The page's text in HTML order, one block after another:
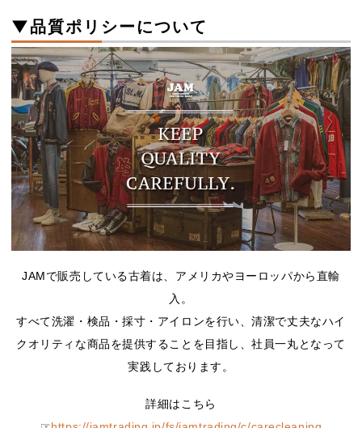
▼品質ポリシーについて
JAMで販売している古着は、アメリカやヨーロッパから直輸
入。
すべて洗濯・検品・採寸・アイロンを行い、清潔で丈夫なハイ
クオリティな商品を提供することを目指し、社員一丸となって
実践しております。
詳細はこちら